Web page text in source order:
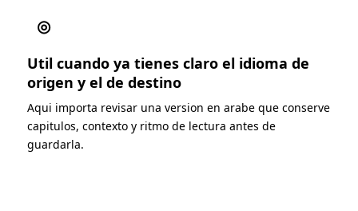
◎
Util cuando ya tienes claro el idioma de
origen y el de destino
Aqui importa revisar una version en arabe que conserve
capitulos, contexto y ritmo de lectura antes de
guardarla.